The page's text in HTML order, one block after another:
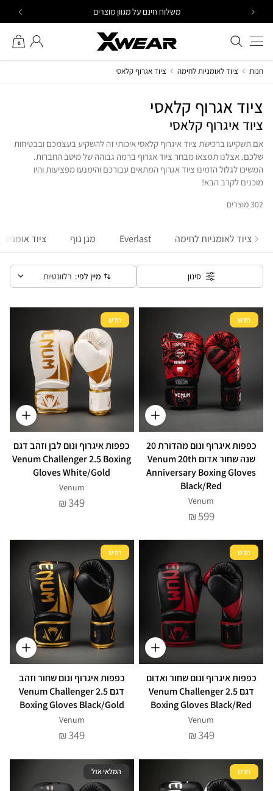
content
משלוח חינם על מגוון מוצרים
חיפוש באתר
0
החשבון שלי
חנות ציוד לאומניות לחימה ציוד אגרוף קלאסי
ציוד אגרוף קלאסי
ציוד איגרוף קלאסי
אם תשקיעו ברכישת ציוד איגרוף קלאסי איכותי זה להשקיע בעצמכם ובבטיחות
שלכם. אצלנו תמצאו מבחר ציוד אגרוף ברמה גבוהה של מיטב החברות.
המשיכו לגלול הזמינו ציוד אגרוף המתאים עבורכם והימנעו מפציעות והיו
מוכנים לקרב הבא!
302 מוצרים
ציוד לאומניות לחימה Everlast מגן גוף ציוד
סינון מיין לפי: רלוונטיות
חדש
כפפות איגרוף ונום מהדורת 20
שנה שחור אדום Venum 20th
Anniversary Boxing Gloves
Black/Red
Venum
₪599
חדש
כפפות איגרוף ונום לבן וזהב דגם
Venum Challenger 2.5 Boxing
Gloves White/Gold
Venum
₪349
חדש
כפפות איגרוף ונום שחור ואדום
דגם Venum Challenger 2.5
Boxing Gloves Black/Red
Venum
₪349
חדש
כפפות איגרוף ונום שחור וזהב
דגם Venum Challenger 2.5
Boxing Gloves Black/Gold
Venum
₪349
חדש המלאי אזל